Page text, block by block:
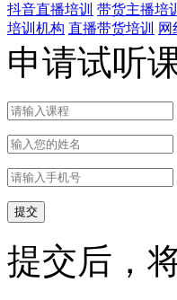
抖音直播培训 带货主播培
培训机构 直播带货培训 网
申请试听
提交后，